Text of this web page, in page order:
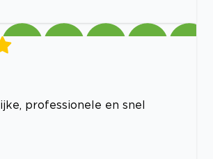
professionele en snel